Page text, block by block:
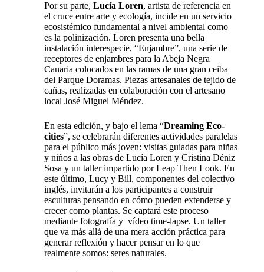
Por su parte, Lucía Loren, artista de referencia en
el cruce entre arte y ecología, incide en un servicio
ecosistémico fundamental a nivel ambiental como
es la polinización. Loren presenta una bella
instalación interespecie, “Enjambre”, una serie de
receptores de enjambres para la Abeja Negra
Canaria colocados en las ramas de una gran ceiba
del Parque Doramas. Piezas artesanales de tejido de
cañas, realizadas en colaboración con el artesano
local José Miguel Méndez.
En esta edición, y bajo el lema “Dreaming Eco-
cities”, se celebrarán diferentes actividades paralelas
para el público más joven: visitas guiadas para niñas
y niños a las obras de Lucía Loren y Cristina Déniz
Sosa y un taller impartido por Leap Then Look. En
este último, Lucy y Bill, componentes del colectivo
inglés, invitarán a los participantes a construir
esculturas pensando en cómo pueden extenderse y
crecer como plantas. Se captará este proceso
mediante fotografía y vídeo time-lapse. Un taller
que va más allá de una mera acción práctica para
generar reflexión y hacer pensar en lo que
realmente somos: seres naturales.